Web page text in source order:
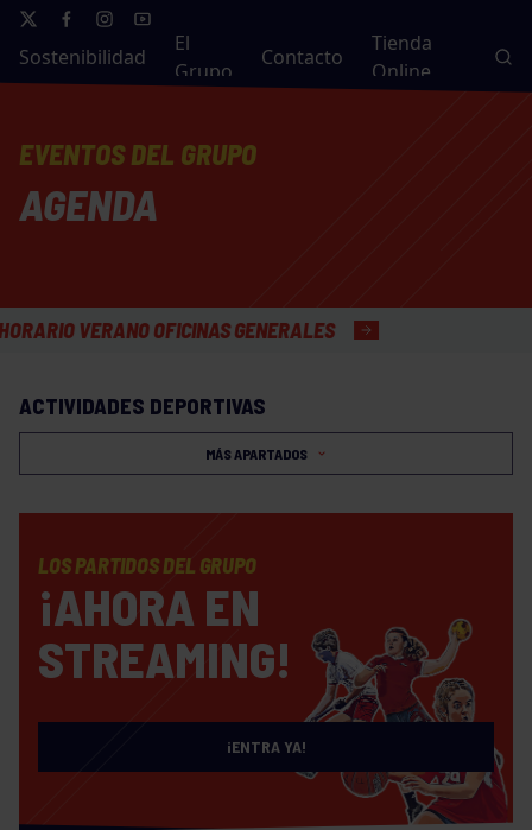
Sostenibilidad
El
Grupo
Contacto
Tienda
Online
EVENTOS DEL GRUPO
AGENDA
VERANO OFICINAS GENERALES
ACTIVIDADES DEPORTIVAS
MÁS APARTADOS
LOS PARTIDOS DEL GRUPO
¡AHORA EN
STREAMING!
¡ENTRA YA!